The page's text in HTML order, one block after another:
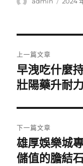
章
導
覽
上一篇文章
上
一
文
章:
早洩吃什麼
壯陽藥升耐
下一篇文章
下
一
雄厚娛樂城
儲值的膽結